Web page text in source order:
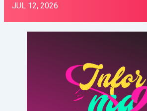
JUL 12, 2026